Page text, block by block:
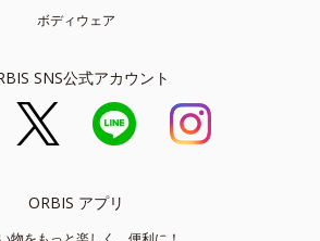
ボディウェア
SNS公式アカウント
ORBIS アプリ